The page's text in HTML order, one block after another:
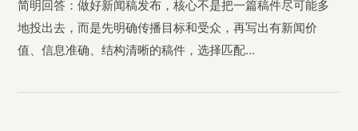
简明回答：做好新闻稿发布，核心不是把一篇稿件尽可能多
地投出去，而是先明确传播目标和受众，再写出有新闻价
值、信息准确、结构清晰的稿件，选择匹配...